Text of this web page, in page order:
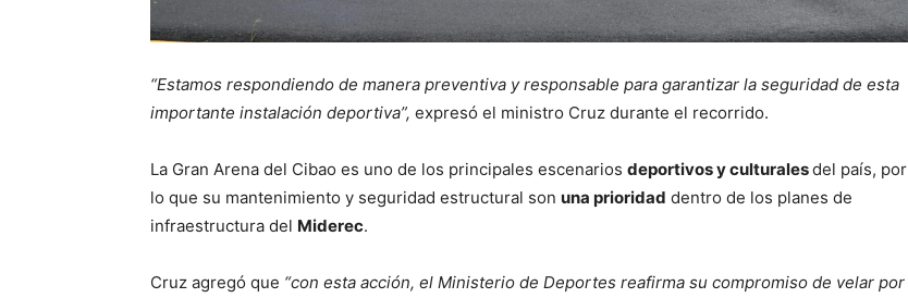
“Estamos respondiendo de manera preventiva y responsable para garantizar la seguridad de esta
importante instalación deportiva”, expresó el ministro Cruz durante el recorrido.
La Gran Arena del Cibao es uno de los principales escenarios deportivos y culturalesdel país, por
lo que su mantenimiento y seguridad estructural son una prioridad dentro de los planes de
infraestructura del Miderec.
Cruz agregó que “con esta acción, el Ministerio de Deportes reafirma su compromiso de velar por